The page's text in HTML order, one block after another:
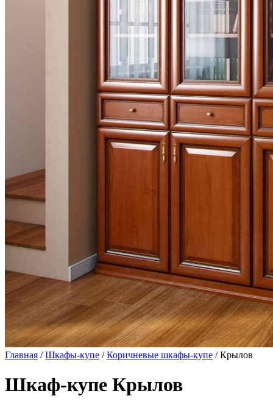
Главная /Шкафы-купе /Коричневые шкафы-купе / Крылов
Шкаф-купе Крылов